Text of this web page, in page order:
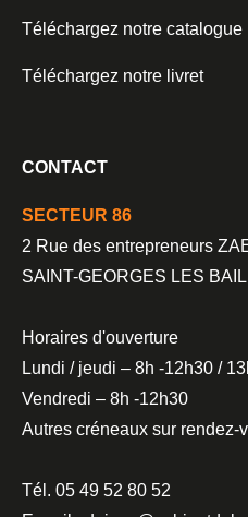
Téléchargez notre catalogue
Téléchargez notre livret
CONTACT
SECTEUR 86
2 Rue des entrepreneurs
SAINT-GEORGES LES
Horaires d'ouverture
Lundi / jeudi – 8h -12h30 /
Vendredi – 8h -12h30
Autres créneaux sur rendez-
Tél. 05 49 52 80 52